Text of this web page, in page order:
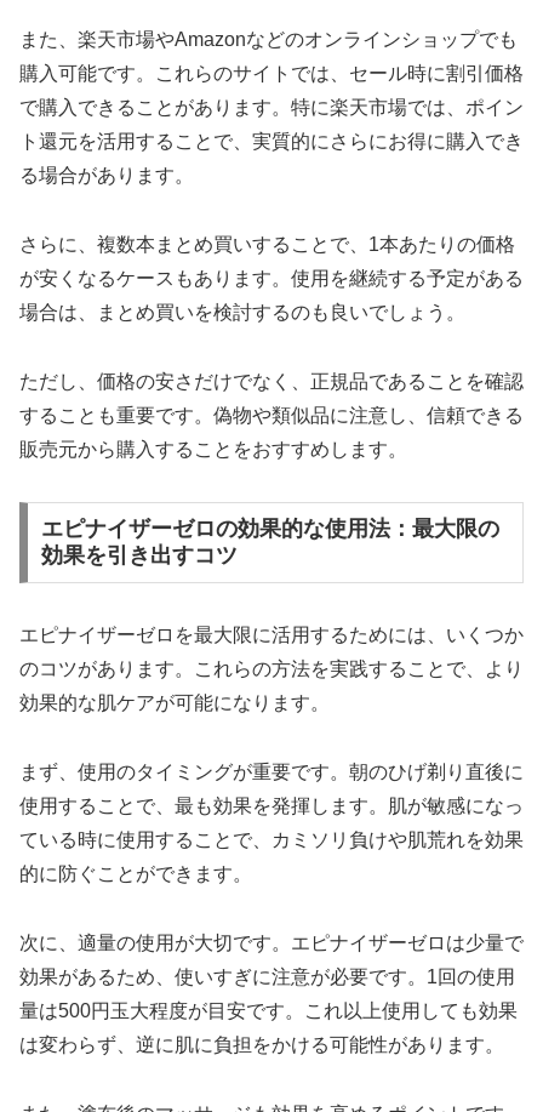
また、楽天市場やAmazonなどのオンラインショップでも
購入可能です。これらのサイトでは、セール時に割引価格
で購入できることがあります。特に楽天市場では、ポイン
ト還元を活用することで、実質的にさらにお得に購入でき
る場合があります。
さらに、複数本まとめ買いすることで、1本あたりの価格
が安くなるケースもあります。使用を継続する予定がある
場合は、まとめ買いを検討するのも良いでしょう。
ただし、価格の安さだけでなく、正規品であることを確認
することも重要です。偽物や類似品に注意し、信頼できる
販売元から購入することをおすすめします。
エピナイザーゼロの効果的な使用法：最大限の
効果を引き出すコツ
エピナイザーゼロを最大限に活用するためには、いくつか
のコツがあります。これらの方法を実践することで、より
効果的な肌ケアが可能になります。
まず、使用のタイミングが重要です。朝のひげ剃り直後に
使用することで、最も効果を発揮します。肌が敏感になっ
ている時に使用することで、カミソリ負けや肌荒れを効果
的に防ぐことができます。
次に、適量の使用が大切です。エピナイザーゼロは少量で
効果があるため、使いすぎに注意が必要です。1回の使用
量は500円玉大程度が目安です。これ以上使用しても効果
は変わらず、逆に肌に負担をかける可能性があります。